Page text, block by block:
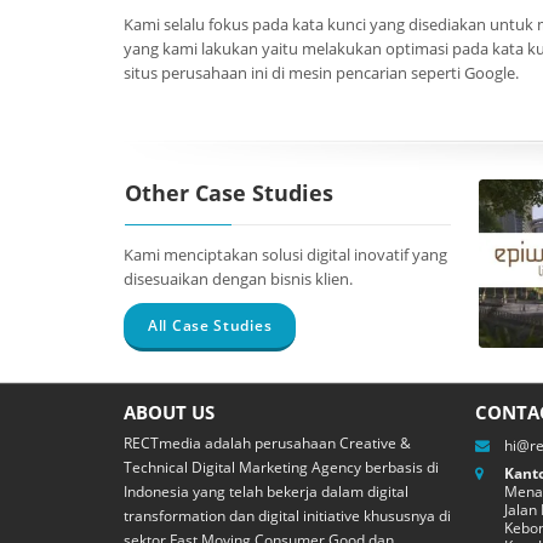
Kami selalu fokus pada kata kunci yang disediakan
yang kami lakukan yaitu melakukan optimasi pada kata
situs perusahaan ini di mesin pencarian seperti Google.
Other Case Studies
Kami menciptakan solusi digital inovatif yang
disesuaikan dengan bisnis klien.
All Case Studies
ABOUT US
RECTmedia adalah perusahaan Creative &
Technical Digital Marketing Agency berbasis di
Indonesia yang telah bekerja dalam digital
transformation dan digital initiative khususnya di